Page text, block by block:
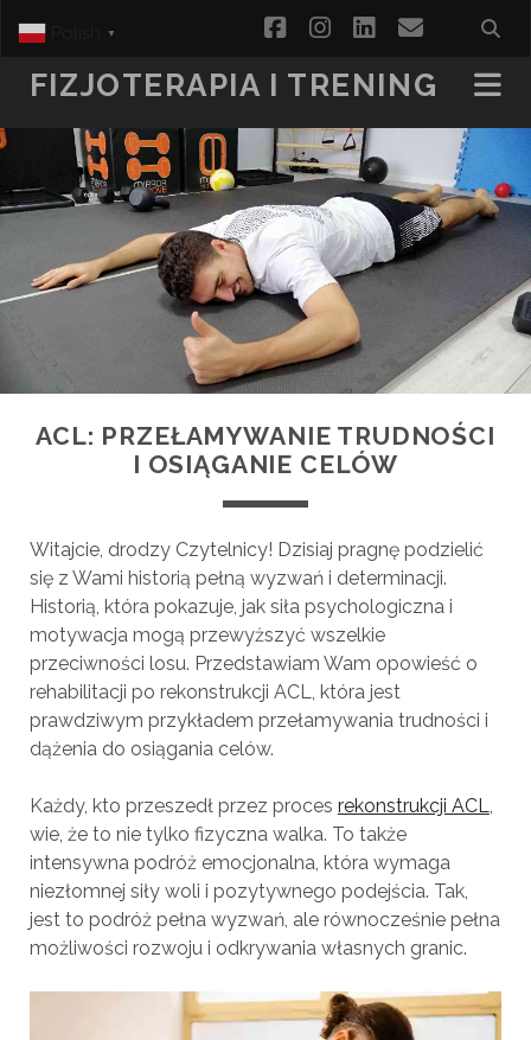
facebookinstagram
linkedinemail
FIZJOTERAPIA I TRENING
ACL: PRZEŁAMYWANIE TRUDNOŚCI
I OSIĄGANIE CELÓW
Witajcie, drodzy Czytelnicy! Dzisiaj pragnę podzielić
się z Wami historią pełną wyzwań i determinacji.
Historią, która pokazuje, jak siła psychologiczna i
motywacja mogą przewyższyć wszelkie
przeciwności losu. Przedstawiam Wam opowieść o
rehabilitacji po rekonstrukcji ACL, która jest
prawdziwym przykładem przełamywania trudności i
dążenia do osiągania celów.
Każdy, kto przeszedł przez proces rekonstrukcji ACL,
wie, że to nie tylko fizyczna walka. To także
intensywna podróż emocjonalna, która wymaga
niezłomnej siły woli i pozytywnego podejścia. Tak,
jest to podróż pełna wyzwań, ale równocześnie pełna
możliwości rozwoju i odkrywania własnych granic.
▼